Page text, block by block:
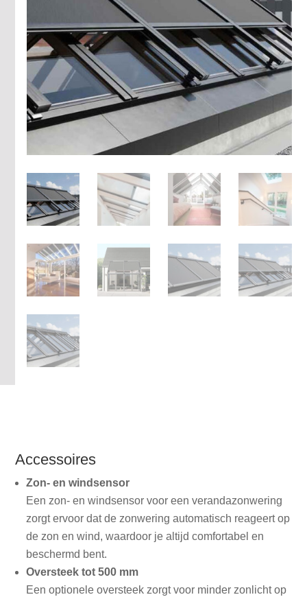
Accessoires
Zon- en windsensor
Een zon- en windsensor voor een verandazonwering
zorgt ervoor dat de zonwering automatisch reageert op
de zon en wind, waardoor je altijd comfortabel en
beschermd bent.
Oversteektot 500 mm
Een optionele oversteek zorgt voor minder zonlicht op